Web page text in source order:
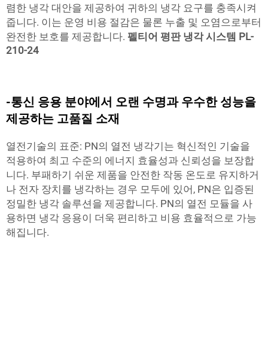
렴한 냉각 대안을 제공하여 귀하의 냉각 요구를 충족시켜
줍니다. 이는 운영 비용 절감은 물론 누출 및 오염으로부터
완전한 보호를 제공합니다. 펠티어 평판 냉각 시스템 PL-
210-24
-통신 응용 분야에서 오랜 수명과 우수한 성능을
제공하는 고품질 소재
열전기술의 표준: PN의 열전 냉각기는 혁신적인 기술을
적용하여 최고 수준의 에너지 효율성과 신뢰성을 보장합
니다. 부패하기 쉬운 제품을 안전한 작동 온도로 유지하거
나 전자 장치를 냉각하는 경우 모두에 있어, PN은 입증된
정밀한 냉각 솔루션을 제공합니다. PN의 열전 모듈을 사
용하면 냉각 응용이 더욱 편리하고 비용 효율적으로 가능
해집니다.